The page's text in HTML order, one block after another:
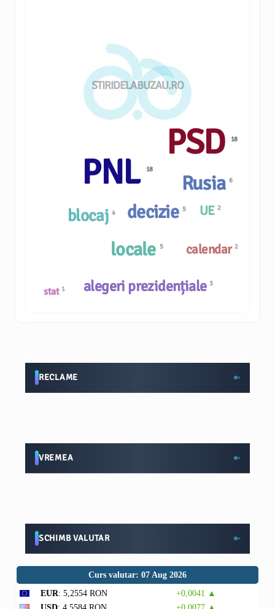
STIRIDELABUZAU.RO
alegeri prezidențiale 3
decizie 5
PSD 18
calendar 2
UE 2
locale 5
blocaj4
stat 1
PNL 18
Rusia6
RECLAME
VREMEA
SCHIMB VALUTAR
Curs valutar: 07 Aug 2026
EUR: 5,2554 RON
+0,0041 ▲